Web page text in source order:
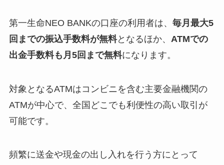
第一生命NEO BANKの口座の利用者は、 毎月最大5
回までの振込手数料が無料となるほか、 ATMでの
出金手数料も月5回まで無料になります。
対象となるATMはコンビニを含む主要金融機関の
ATMが中心で、全国どこでも利便性の高い取引が
可能です。
頻繁に送金や現金の出し入れを行う方にとって